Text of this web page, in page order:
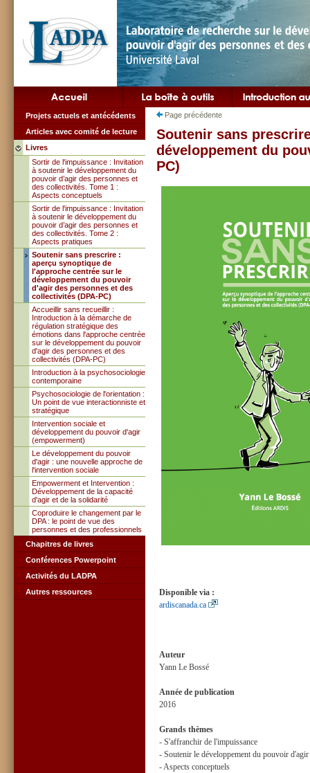
Projets actuels et antécédents
Articles avec comité de lecture
Livres
Sortir de l'impuissance : Invitation
à soutenir le développement du
pouvoir d’agir des personnes et
des collectivités. Tome 1 :
Aspects conceptuels
Sortir de l'impuissance : Invitation
à soutenir le développement du
pouvoir d’agir des personnes et
des collectivités. Tome 2 :
Aspects pratiques
Soutenir sans prescrire :
aperçu synoptique de
l'approche centrée sur le
développement du pouvoir
d'agir des personnes et des
collectivités (DPA-PC)
Accueillir sans recueillir :
Introduction à la démarche de
régulation stratégique des
émotions dans l'approche centrée
sur le développement du pouvoir
d'agir des personnes et des
collectivités (DPA-PC)
Introduction à la psychosociologie
contemporaine
Psychosociologie de l'orientation :
Un point de vue interactionniste et
stratégique
Intervention sociale et
développement du pouvoir d'agir
(empowerment)
Le développement du pouvoir
d'agir : une nouvelle approche de
l'intervention sociale
Empowerment et Intervention :
Développement de la capacité
d'agir et de la solidarité
Coproduire le changement par le
DPA : le point de vue des
personnes et des professionnels
Chapitres de livres
Conférences Powerpoint
Activités du LADPA
Autres ressources
Page précédente
Soutenir sans
développement du
PC)
Disponible via :
ardiscanada.ca
Auteur
Yann Le Bossé
Année de publication
2016
Grands thèmes
- S'affranchir de l'impuissance
- Soutenir le développement du pouvoir
- Aspects conceptuels